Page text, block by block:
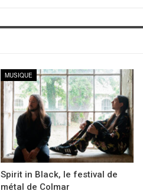
MUSIQUE
Spirit in Black, le festival de
métal de Colmar